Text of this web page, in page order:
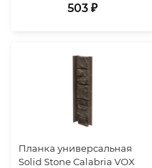
503 ₽
Планка универсальная
Solid Stone Calabria VOX